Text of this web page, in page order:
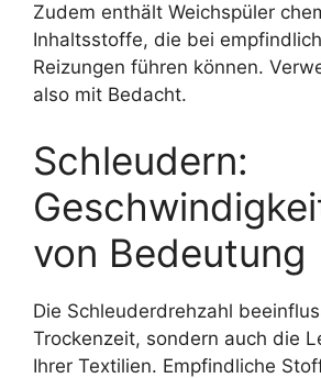
Zudem enthält Weichspüler
Inhaltsstoffe, die bei
Reizungen führen können.
also mit Bedacht.
Schleudern:
von Bedeutung
Die Schleuderdrehzahl
Trockenzeit, sondern auch die
Ihrer Textilien. Empfindliche